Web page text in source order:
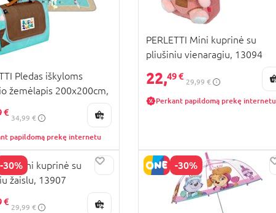
Pledas iškyloms
žemėlapis 200x200cm,
€
34,99 €
papildomą prekę internetu
PERLETTI Mini kuprinė su
pliušiniu vienaragiu, 13094
22,49 €
29,99 €
Perkant papildomą prekę internetu
-30%Mini kuprinė su
žaislu, 13907
€
29,99 €
-30%